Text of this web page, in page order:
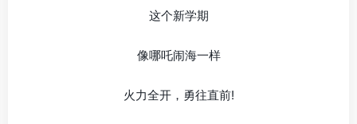
这个新学期
像哪吒闹海一样
火力全开，勇往直前!